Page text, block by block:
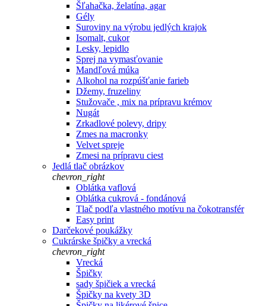
Šľahačka, želatína, agar
Gély
Suroviny na výrobu jedlých krajok
Isomalt, cukor
Lesky, lepidlo
Sprej na vymasťovanie
Mandľová múka
Alkohol na rozpúšťanie farieb
Džemy, fruzeliny
Stužovače , mix na prípravu krémov
Nugát
Zrkadlové polevy, dripy
Zmes na macronky
Velvet spreje
Zmesi na prípravu ciest
Jedlá tlač obrázkov
chevron_right
Oblátka vaflová
Oblátka cukrová - fondánová
Tlač podľa vlastného motívu na čokotransfér
Easy print
Darčekové poukážky
Cukrárske špičky a vrecká
chevron_right
Vrecká
Špičky
sady špičiek a vrecká
Špičky na kvety 3D